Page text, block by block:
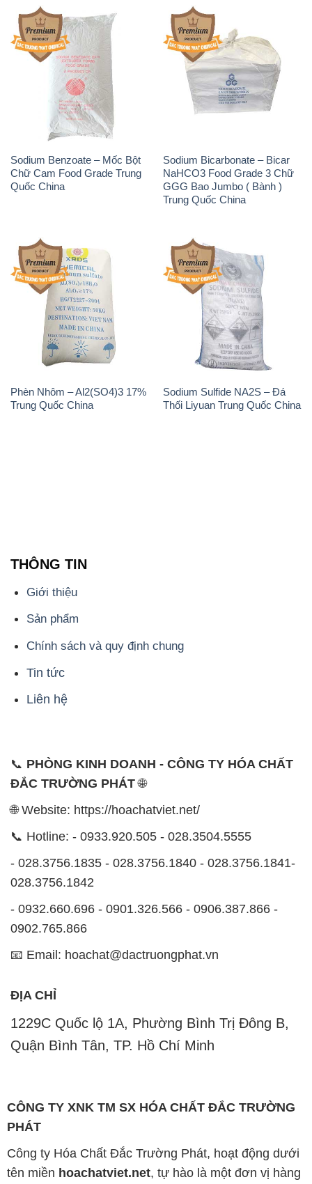
Sodium Benzoate – Mốc Bột
Chữ Cam Food Grade Trung
Quốc China
Sodium Bicarbonate – Bicar
NaHCO3 Food Grade 3 Chữ
GGG Bao Jumbo ( Bành )
Trung Quốc China
Phèn Nhôm – Al2(SO4)3 17%
Trung Quốc China
Sodium Sulfide NA2S – Đá
Thối Liyuan Trung Quốc China
THÔNG TIN
Giới thiệu
Sản phẩm
Chính sách và quy định chung
Tin tức
Liên hệ
📞 PHÒNG KINH DOANH - CÔNG TY HÓA CHẤT
ĐẮC TRƯỜNG PHÁT🌐
🌐 Website: https://hoachatviet.net/
📞 Hotline: - 0933.920.505 - 028.3504.5555
- 028.3756.1835 - 028.3756.1840 - 028.3756.1841-
028.3756.1842
- 0932.660.696 - 0901.326.566 - 0906.387.866 -
0902.765.866
📧 Email: hoachat@dactruongphat.vn
ĐỊA CHỈ
1229C Quốc lộ 1A, Phường Bình Trị Đông B,
Quận Bình Tân, TP. Hồ Chí Minh
CÔNG TY XNK TM SX HÓA CHẤT ĐẮC TRƯỜNG
PHÁT
Công ty Hóa Chất Đắc Trường Phát, hoạt động dưới
tên miền hoachatviet.net, tự hào là một đơn vị hàng